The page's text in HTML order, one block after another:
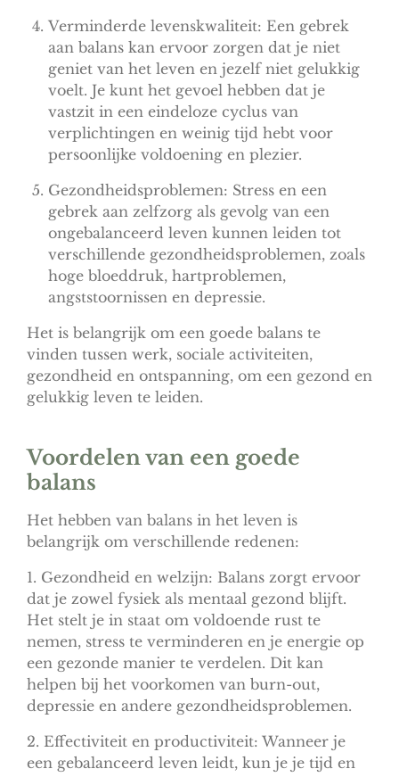
Verminderde levenskwaliteit: Een gebrek
aan balans kan ervoor zorgen dat je niet
geniet van het leven en jezelf niet gelukkig
voelt. Je kunt het gevoel hebben dat je
vastzit in een eindeloze cyclus van
verplichtingen en weinig tijd hebt voor
persoonlijke voldoening en plezier.
Gezondheidsproblemen: Stress en een
gebrek aan zelfzorg als gevolg van een
ongebalanceerd leven kunnen leiden tot
verschillende gezondheidsproblemen, zoals
hoge bloeddruk, hartproblemen,
angststoornissen en depressie.
Het is belangrijk om een goede balans te
vinden tussen werk, sociale activiteiten,
gezondheid en ontspanning, om een gezond en
gelukkig leven te leiden.
Voordelen van een goede
balans
Het hebben van balans in het leven is
belangrijk om verschillende redenen:
1. Gezondheid en welzijn: Balans zorgt ervoor
dat je zowel fysiek als mentaal gezond blijft.
Het stelt je in staat om voldoende rust te
nemen, stress te verminderen en je energie op
een gezonde manier te verdelen. Dit kan
helpen bij het voorkomen van burn-out,
depressie en andere gezondheidsproblemen.
2. Effectiviteit en productiviteit: Wanneer je
een gebalanceerd leven leidt, kun je je tijd en